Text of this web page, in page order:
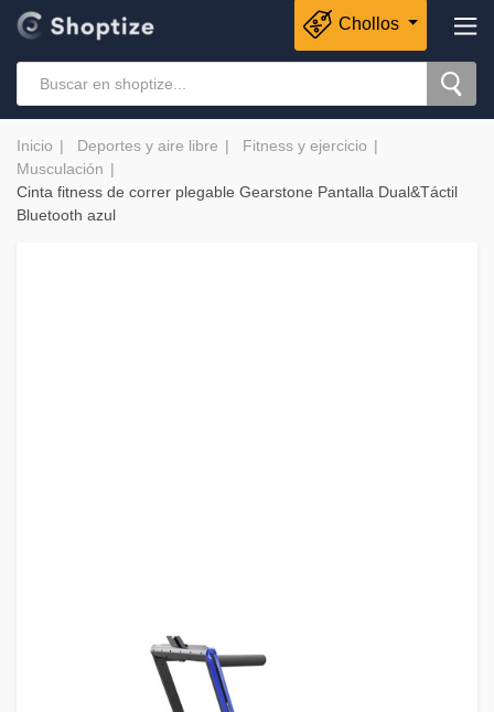
Chollos
Inicio Deportes y aire libre
Fitness y ejercicio
Musculación
Cinta fitness de correr plegable Gearstone Pantalla Dual&Táctil
Bluetooth azul